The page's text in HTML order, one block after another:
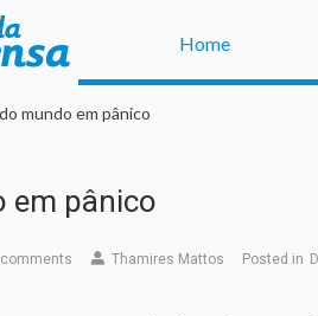
Home
mundo em pânico
em pânico
comments Thamires Mattos Posted in